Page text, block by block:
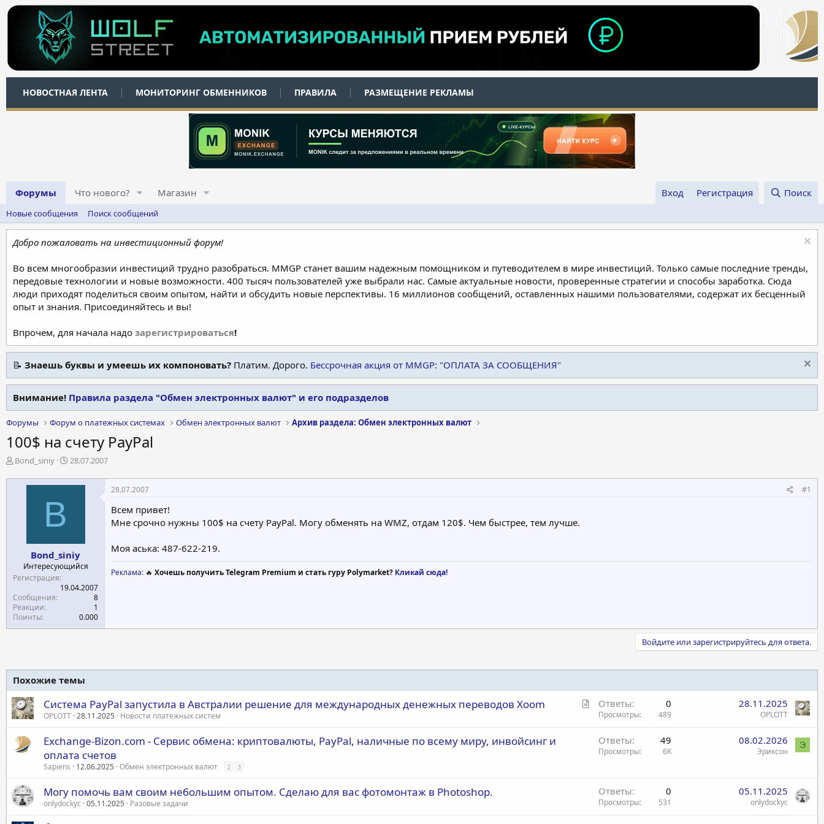
НОВОСТНАЯ ЛЕНТА МОНИТОРИНГ ОБМЕННИКОВ ПРАВИЛА РАЗМЕЩЕНИЕ РЕКЛАМЫ
Форумы Что нового? Магазин Вход Регистрация Поиск
Новые сообщения Поиск сообщений
Добро пожаловать на инвестиционный форум!
Во всем многообразии инвестиций трудно разобраться. MMGP станет вашим надежным помощником и путеводителем в мире инвестиций. Только самые последние тренды,
передовые технологии и новые возможности. 400 тысяч пользователей уже выбрали нас. Самые актуальные новости, проверенные стратегии и способы заработка. Сюда
люди приходят поделиться своим опытом, найти и обсудить новые перспективы. 16 миллионов сообщений, оставленных нашими пользователями, содержат их бесценный
опыт и знания. Присоединяйтесь и вы!
Впрочем, для начала надо зарегистрироваться!
📝 Знаешь буквы и умеешь их компоновать? Платим. Дорого. Бессрочная акция от MMGP: "ОПЛАТА ЗА СООБЩЕНИЯ"
Внимание! Правила раздела "Обмен электронных валют" и его подразделов
Форумы Форум о платежных системах Обмен электронных валют Архив раздела: Обмен электронных валют
100$ на счету PayPal
А
т
Bond_siniy
Д
т
а
28.07.2007
B
Bond_siniy
Интересующийся
Регистрация
19.04.2007
Сообщения
8
Реакции
1
Поинты
0.000
28.07.2007 #1
Всем привет!
Мне срочно нужны 100$ на счету PayPal. Могу обменять на WMZ, отдам 120$. Чем быстрее, тем лучше.
Моя аська: 487-622-219.
Реклама: 🔥 Хочешь получить Telegram Premium и стать гуру Polymarket? Кликай сюда!
Войдите или зарегистрируйтесь для ответа.
Похожие темы
С
Система PayPal запустила в Австралии решение для международных денежных переводов Xoom
OPLOTT 28.11.2025 Новости платежных систем
Ответы 0
Просмотры 489
28.11.2025
OPLOTT
Exchange-Bizon.com - Сервис обмена: криптовалюты, PayPal, наличные по всему миру, инвойсинг и
оплата счетов
Sapiens 12.06.2025 Обмен электронных валют 2 3
Ответы 49
Просмотры 6K
08.02.2026
Эриксон
Э
Могу помочь вам своим небольшим опытом. Сделаю для вас фотомонтаж в Photoshop.
onlydockyc 05.11.2025 Разовые задачи
Ответы 0
Просмотры 531
05.11.2025
onlydockyc